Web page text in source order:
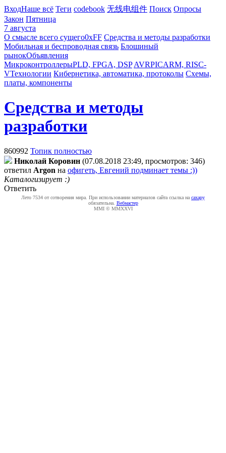
ВходНаше всё Теги codebook 无线电组件 Поиск Опросы
Закон Пятница
7 августа
О смысле всего сущего0xFF Средства и методы разработки
Мобильная и беспроводная связь Блошиный
рынокОбъявления
МикроконтроллерыPLD, FPGA, DSP AVRPICARM, RISC-
VТехнологии Кибернетика, автоматика, протоколы Схемы,
платы, компоненты
Средства и методы
разработки
860992 Топик полностью
Николай Коровин (07.08.2018 23:49, просмотров: 346)
ответил Argon на офигеть, Евгений подминает темы :))
Каталогизирует :)
Ответить
Лето 7534 от сотворения мира. При использовании материалов сайта ссылка на caxapу
обязательна. Вебмастер
MMI © MMXXVI